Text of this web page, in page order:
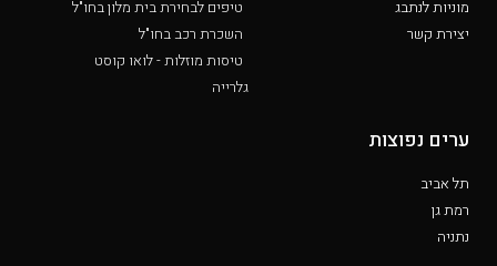
מוניות לנתבג
יצירת קשר
טיפים לבחירת בית מלון בחו"ל
השכרת רכב בחו"ל
טיסות מוזלות - לואו קוסט
גלרייה
ערים נפוצות
תל אביב
רמת גן
נתניה